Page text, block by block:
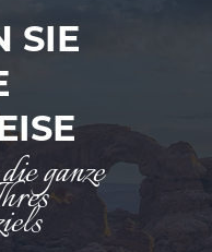
SIE
ganze